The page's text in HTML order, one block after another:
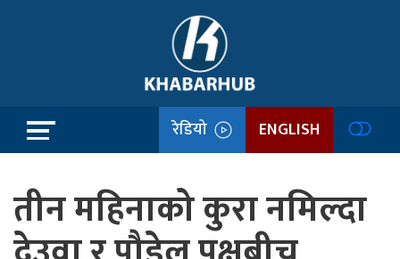
रेडियो ENGLISH
तीन महिनाको कुरा नमिल्दा